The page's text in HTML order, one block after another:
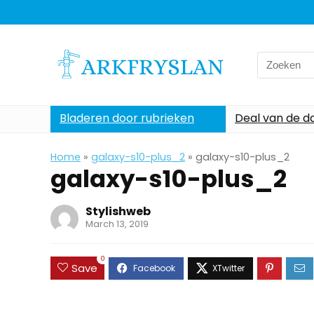
Search
for:
Bladeren door rubrieken Deal van de
Home » galaxy-s10-plus_2 » galaxy-s10-plus_2
galaxy-s10-plus_2
Stylishweb
March 13, 2019
Save
0